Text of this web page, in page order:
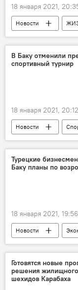
18 января 2021,
Новости
Карабах
Победа
В Баку отменили
спортивный турнир
18 января 2021, 20:12
Новости
Азербайджан
Баку
Яшар
Турецкие
Баку планы по
18 января 2021, 19:56
Новости
Новости мира
Готовятся новые
решения
шехидов Карабаха